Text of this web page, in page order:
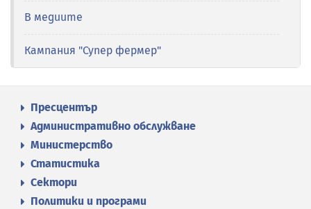
В медиите
Кампания "Супер фермер"
Пресцентър
Административно обслужване
Министерство
Статистика
Сектори
Политики и програми